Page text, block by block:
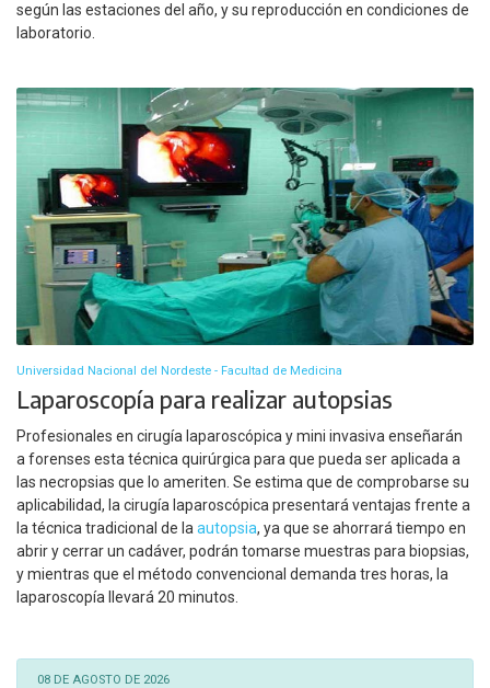
según las estaciones del año, y su reproducción en condiciones de
laboratorio.
Universidad Nacional del Nordeste - Facultad de Medicina
Laparoscopía para realizar autopsias
Profesionales en cirugía laparoscópica y mini invasiva enseñarán
a forenses esta técnica quirúrgica para que pueda ser aplicada a
las necropsias que lo ameriten. Se estima que de comprobarse su
aplicabilidad, la cirugía laparoscópica presentará ventajas frente a
la técnica tradicional de la autopsia, ya que se ahorrará tiempo en
abrir y cerrar un cadáver, podrán tomarse muestras para biopsias,
y mientras que el método convencional demanda tres horas, la
laparoscopía llevará 20 minutos.
08 DE AGOSTO DE 2026